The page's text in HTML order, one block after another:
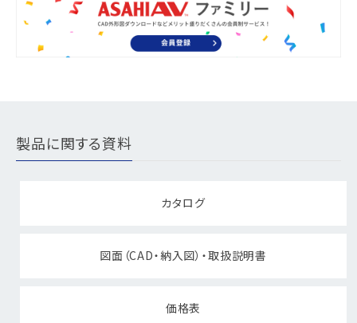
製品に関する資料
カタログ
図面（CAD・納入図）・取扱説明書
価格表